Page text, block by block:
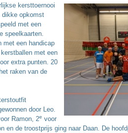
kersttoernooi
dikke opkomst
met een
speelkaarten.
met een handicap
met een
extra punten. 20
raken van de
door Leo.
Ramon, 2e voor
en de troostprijs ging naar Daan. De